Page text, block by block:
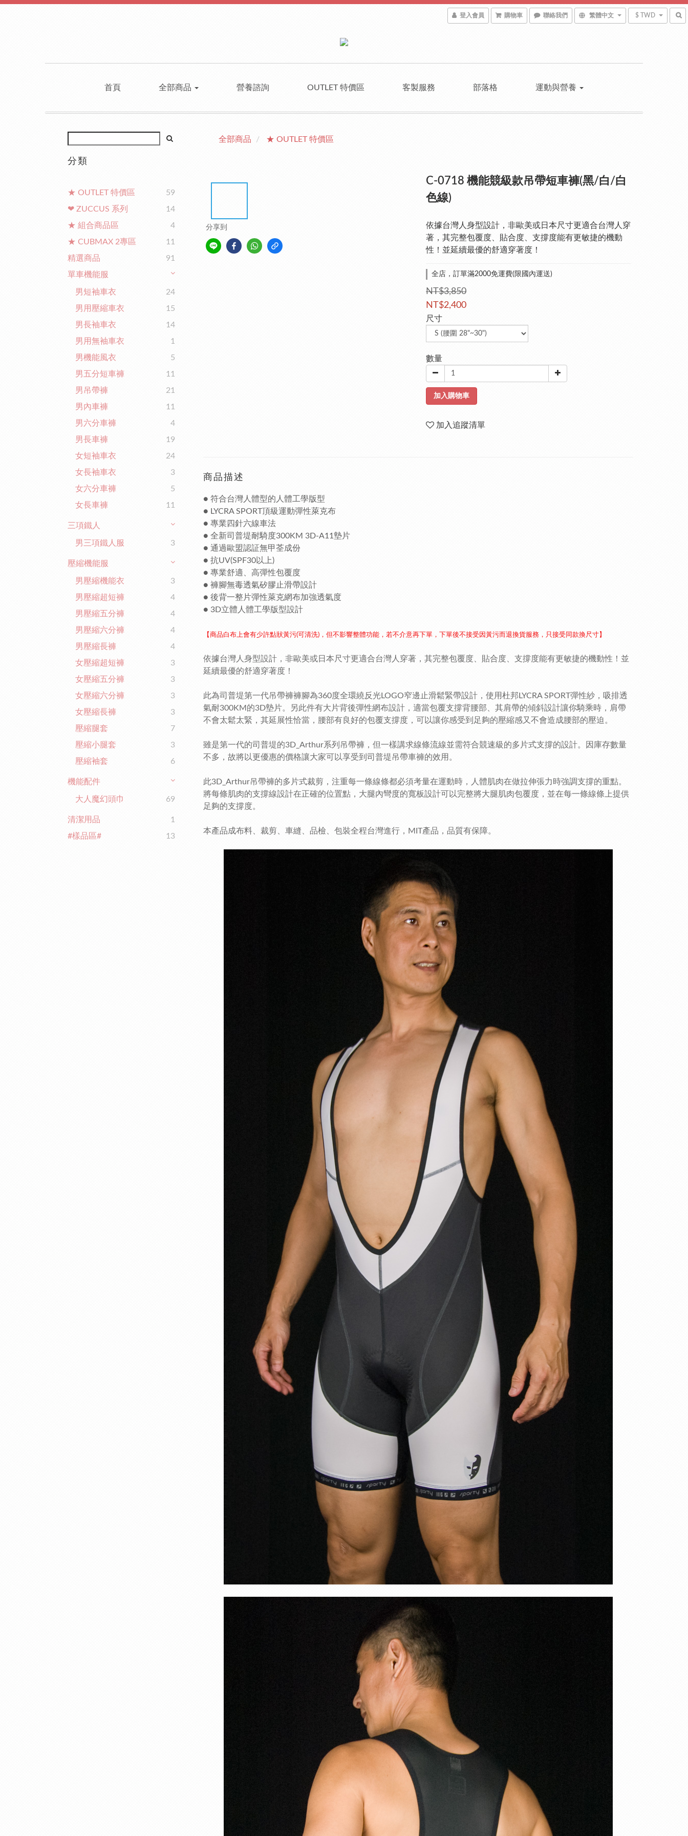
登入會員 購物車 聯絡我們 繁體中文 $ TWD
首頁 全部商品 營養諮詢 OUTLET 特價區 客製服務 部落格 運動與營養
分類
★ OUTLET 特價區
59
❤ ZUCCUS 系列
14
★ 組合商品區
4
★ CUBMAX 2專區
11
精選商品
91
單車機能服
男短袖車衣
24
男用壓縮車衣
15
男長袖車衣
14
男用無袖車衣
1
男機能風衣
5
男五分短車褲
11
男吊帶褲
21
男內車褲
11
男六分車褲
4
男長車褲
19
女短袖車衣
24
女長袖車衣
3
女六分車褲
5
女長車褲
11
三項鐵人
男三項鐵人服 3
壓縮機能服
男壓縮機能衣
3
男壓縮超短褲
4
男壓縮五分褲
4
男壓縮六分褲
4
男壓縮長褲
4
女壓縮超短褲
3
女壓縮五分褲
3
女壓縮六分褲
3
女壓縮長褲
3
壓縮腿套
7
壓縮小腿套
3
壓縮袖套
6
機能配件
大人魔幻頭巾 69
清潔用品
1
#樣品區#
13
全部商品 ★ OUTLET 特價區
分享到
C-0718 機能競級款吊帶短車褲(黑/白/白
色線)
依據台灣人身型設計，非歐美或日本尺寸更適合台灣人穿
著，其完整包覆度、貼合度、支撐度能有更敏捷的機動
性！並延續最優的舒適穿著度！
全店，訂單滿2000免運費(限國內運送)
NT$3,850
NT$2,400
尺寸
數量
加入購物車
加入追蹤清單
商品描述
● 符合台灣人體型的人體工學版型
● LYCRA SPORT頂級運動彈性萊克布
● 專業四針六線車法
● 全新司普堤耐騎度300KM 3D-A11墊片
● 通過歐盟認証無甲荃成份
● 抗UV(SPF30以上)
● 專業舒適、高彈性包覆度
● 褲腳無毒透氣矽膠止滑帶設計
● 後背一整片彈性萊克網布加強透氣度
● 3D立體人體工學版型設計
【商品白布上會有少許點狀黃污(可清洗)，但不影響整體功能，若不介意再下單，下單後不接受因黃污而退換貨服務，只接受同款換尺寸】
依據台灣人身型設計，非歐美或日本尺寸更適合台灣人穿著，其完整包覆度、貼合度、支撐度能有更敏捷的機動性！並
延續最優的舒適穿著度！
此為司普堤第一代吊帶褲褲腳為360度全環繞反光LOGO窄邊止滑鬆緊帶設計，使用杜邦LYCRA SPORT彈性紗，吸排透
氣耐300KM的3D墊片。另此件有大片背後彈性網布設計， 適當包覆支撐背腰部、其肩帶的傾斜設計讓你騎乘時，肩帶
不會太鬆太緊，其延展性恰當，腰部有良好的包覆支撐度，可以讓你感受到足夠的壓縮感又不會造成腰部的壓迫。
雖是第一代的司普堤的3D_Arthur系列吊帶褲，但一樣講求線條流線並需符合競速級的多片式支撐的設計。因庫存數量
不多，故將以更優惠的價格讓大家可以享受到司普堤吊帶車褲的效用。
此3D_Arthur吊帶褲的多片式裁剪，注重每一條線條都必須考量在運動時，人體肌肉在做拉伸張力時強調支撐的重點。
將每條肌肉的支撐線設計在正確的位置點，大腿內彎度的寬板設計可以完整將大腿肌肉包覆度，並在每一條線條上提供
足夠的支撐度。
本產品成布料、裁剪、車縫、品檢、包裝全程台灣進行，MIT產品，品質有保障。